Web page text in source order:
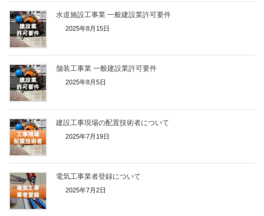
水道施設工事業 一般建設業許可要件
2025年8月15日
舗装工事業 一般建設業許可要件
2025年8月5日
建設工事現場の配置技術者について
2025年7月19日
電気工事業者登録について
2025年7月2日